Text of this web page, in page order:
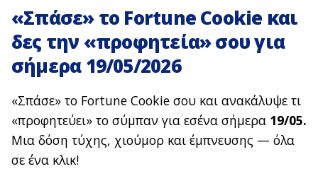
«Σπάσε» το Fortune Cookie και
δες την «προφητεία» σου για
σήμερα 19/05/2026
«Σπάσε» το Fortune Cookie σου και ανακάλυψε τι
«προφητεύει» το σύμπαν για εσένα σήμερα 19/05.
Μια δόση τύχης, χιούμορ και έμπνευσης — όλα
σε ένα κλικ!